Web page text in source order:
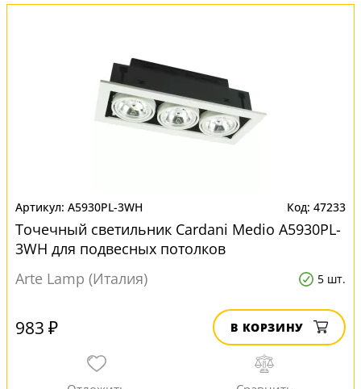
A5930PL-3WH 47233
Точечный светильник Cardani Medio A5930PL-
3WH для подвесных потолков
Arte Lamp (Италия)
5 шт.
983 ₽ В КОРЗИНУ